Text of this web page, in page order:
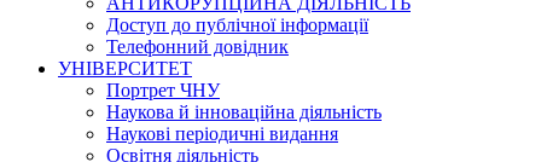
Доступ до публічної інформації
Телефонний довідник
УНІВЕРСИТЕТ
Портрет ЧНУ
Наукова й інноваційна діяльність
Наукові періодичні видання
Освітня діяльність